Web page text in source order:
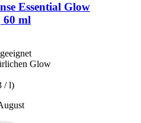
Essential Glow
60 ml
Glow
/ l)